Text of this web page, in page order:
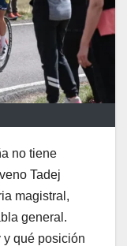
no tiene
Tadej
magistral,
general.
y qué posición